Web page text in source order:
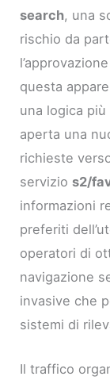
search, una
rischio da
questa
una logica
aperta una
richieste
servizio s2/
informazioni
preferiti
operatori di
navigazione
invasive che
sistemi di
Il traffico